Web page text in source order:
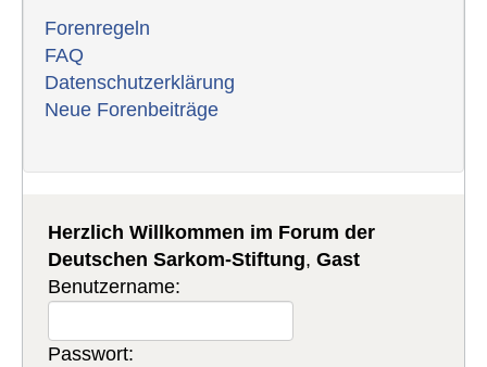
Forenregeln
FAQ
Datenschutzerklärung
Neue Forenbeiträge
Herzlich Willkommen im Forum der
Deutschen Sarkom-Stiftung,Gast
Benutzername:
Passwort: